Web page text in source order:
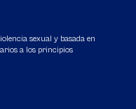
sexual y basada en
a los principios